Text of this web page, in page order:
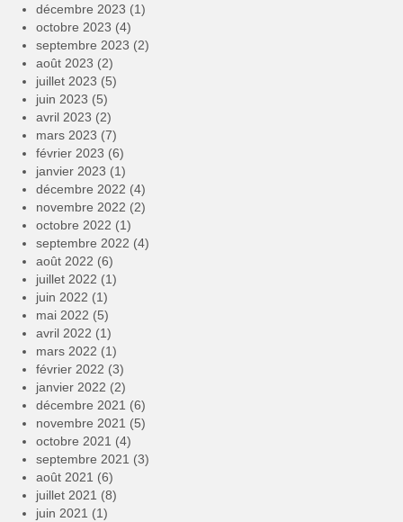
décembre 2023 (1)
octobre 2023 (4)
septembre 2023 (2)
août 2023 (2)
juillet 2023 (5)
juin 2023 (5)
avril 2023 (2)
mars 2023 (7)
février 2023 (6)
janvier 2023 (1)
décembre 2022 (4)
novembre 2022 (2)
octobre 2022 (1)
septembre 2022 (4)
août 2022 (6)
juillet 2022 (1)
juin 2022 (1)
mai 2022 (5)
avril 2022 (1)
mars 2022 (1)
février 2022 (3)
janvier 2022 (2)
décembre 2021 (6)
novembre 2021 (5)
octobre 2021 (4)
septembre 2021 (3)
août 2021 (6)
juillet 2021 (8)
juin 2021 (1)